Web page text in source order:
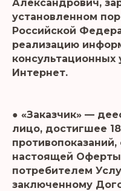
Александрович,
установленном
Российской
реализацию
Интернет.
● «Заказчик» —
лицо, достигшее
настоящей
потребителем
заключенному